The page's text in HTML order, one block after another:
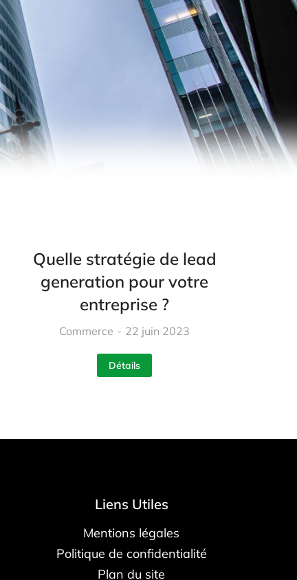
Quelle stratégie de lead
generation pour votre
entreprise ?
Commerce 22 juin 2023
Détails
Liens Utiles
Mentions légales
Politique de confidentialité
Plan du site